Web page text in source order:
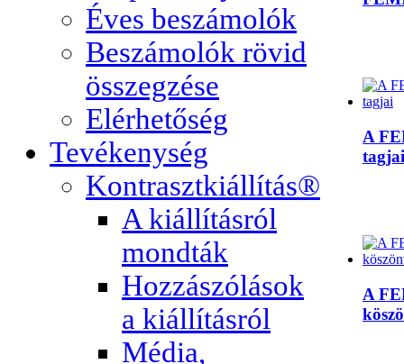
Éves beszámolók
Beszámolók rövid
összegzése
Elérhetőség
Tevékenység
Kontrasztkiállítás®
A kiállításról
mondták
Hozzászólások
a kiállításról
Média,
A
tagjai
A